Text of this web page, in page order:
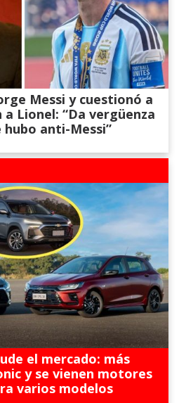
Messi y cuestionó a
Lionel: “Da vergüenza
hubo anti-Messi”
el mercado: más
y se vienen motores
varios modelos